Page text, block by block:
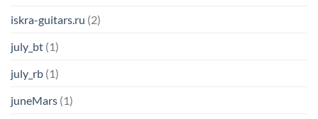
iskra-guitars.ru (2)
july_bt (1)
july_rb (1)
juneMars (1)